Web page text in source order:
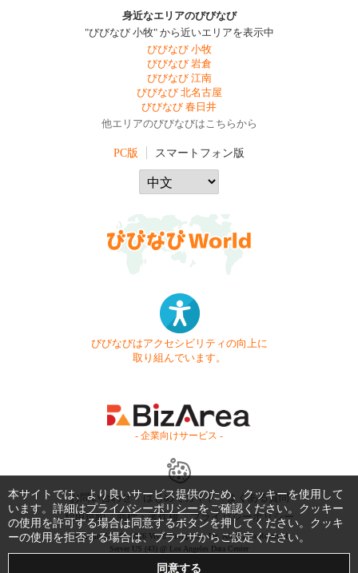
身近なエリアのびびなび
"びびなび 小牧" から近いエリアを表示中
びびなび 小牧
びびなび 岩倉
びびなび 江南
びびなび 北名古屋
びびなび 春日井
他エリアのびびなびはこちらから
PC版 スマートフォン版
びびなびはアクセシビリティの向上に
取り組んでいます。
- 企業向けサービス -
お問い合わせ はじめてガイド
よくある質問
利用規約
商標・著作権 プライバシーポリシー
Copyright © 1999-2026 Vivid Navigation, Inc. All Rights Reserved.
Server US (43) @ Los Angeles Data Center
本サイトでは、より良いサービス提供のため、クッキーを使用して
います。詳細はプライバシーポリシーをご確認ください。クッキー
の使用を許可する場合は同意するボタンを押してください。クッキ
ーの使用を拒否する場合は、ブラウザからご設定ください。